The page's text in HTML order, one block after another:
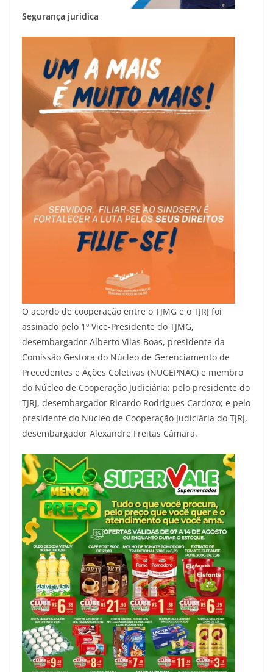
Segurança jurídica
O acordo de cooperação entre o TJMG e o TJRJ foi
assinado pelo 1º Vice-Presidente do TJMG,
desembargador Alberto Vilas Boas, presidente da
Comissão Gestora do Núcleo de Gerenciamento de
Precedentes e Ações Coletivas (NUGEPNAC) e membro
do Núcleo de Cooperação Judiciária; pelo presidente do
TJRJ, desembargador Ricardo Rodrigues Cardozo; e pelo
presidente do Núcleo de Cooperação Judiciária do TJRJ,
desembargador Alexandre Freitas Câmara.